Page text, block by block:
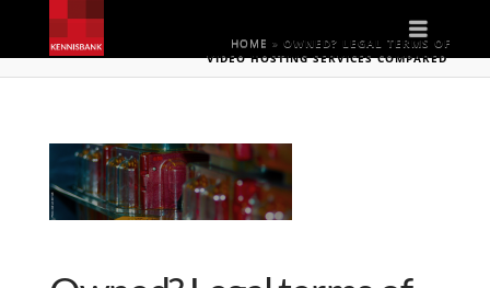
HOME » OWNED? LEGAL TERMS OF
VIDEO HOSTING SERVICES COMPARED